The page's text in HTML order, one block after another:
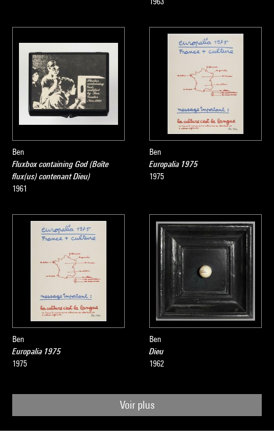
Ben
Fluxbox containing God (Boîte
flux(us) contenant Dieu)
1961
Ben
Europalia 1975
1975
Ben
Europalia 1975
1975
Ben
Dieu
1962
Voir plus